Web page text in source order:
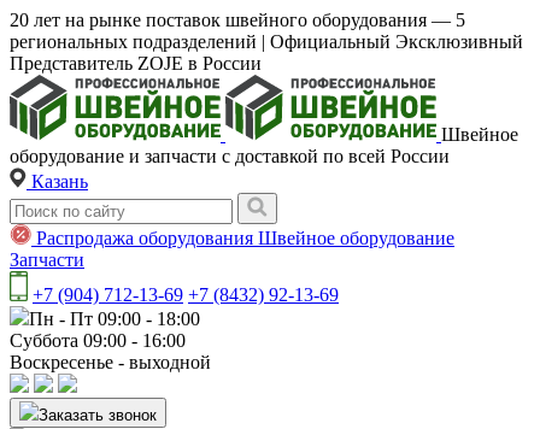
20 лет на рынке поставок швейного оборудования — 5
региональных подразделений | Официальный Эксклюзивный
Представитель ZOJE в России
Швейное
оборудование и запчасти с доставкой по всей России
Казань
Распродажа оборудования Швейное оборудование
Запчасти
+7 (904) 712-13-69 +7 (8432) 92-13-69
Пн - Пт 09:00 - 18:00
Суббота 09:00 - 16:00
Воскресенье - выходной
Заказать звонок